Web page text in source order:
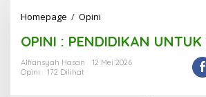
Homepage / Opini
I
I
OPINI : PENDIDIKAN
Alfiansyah Hasan
12 Mei 2026
Opini
172 Dilihat